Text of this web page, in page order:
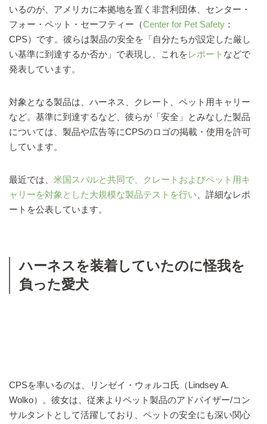
いるのが、アメリカに本拠地を置く非営利団体、センター・
フォー・ペット・セーフティー（Center for Pet Safety ：
CPS）です。彼らは製品の安全を「自分たちが設定した厳し
い基準に到達するか否か」で表現し、これをレポート などで
発表しています。
対象となる製品は、ハーネス、クレート、ペット用キャリー
など。基準に到達するなど、彼らが「安全」とみなした製品
については、製品や広告等にCPSのロゴの掲載・使用を許可
しています。
最近では、 米国スバルと共同で、クレートおよびペット用キ
ャリーを対象とした大規模な製品テストを行い 、詳細なレポ
ートを公表しています。
ハーネスを装着していたのに怪我を
負った愛犬
CPSを率いるのは、リンゼイ・ウォルコ氏（Lindsey A.
Wolko）。彼女は、従来よりペット製品のアドバイザー/コン
サルタントとして活躍しており、ペットの安全にも深い関心